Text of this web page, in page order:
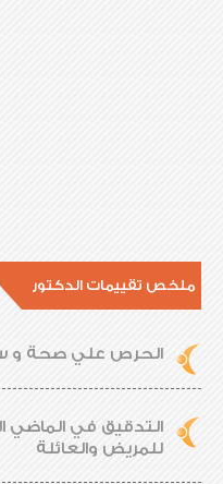
ملخص تقييمات الدكتور
الحرص علي صحة و
التدقيق في الماضي
للمريض والعائلة